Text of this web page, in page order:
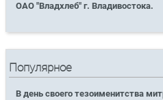
ОАО "Владхлеб" г. Владивостока.
Популярное
В день своего тезоименитства